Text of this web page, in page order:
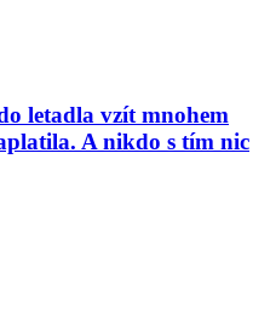
letadla vzít mnohem
A nikdo s tím nic